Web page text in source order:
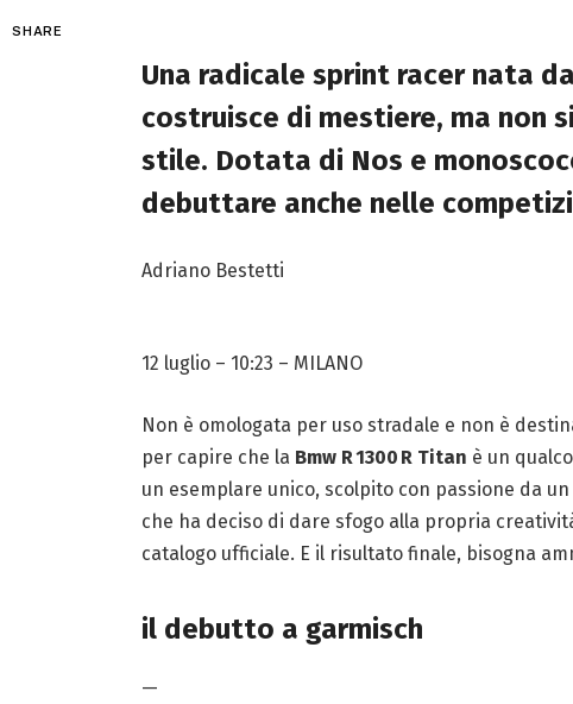
SHARE
Una radicale sprint racer nata
costruisce di mestiere, ma non
stile. Dotata di Nos e
debuttare anche nelle
Adriano Bestetti
12 luglio – 10:23 – MILANO
Non è omologata per uso stradale e non è
per capire che la Bmw R 1300 R Titan è un
un esemplare unico, scolpito con passione da
che ha deciso di dare sfogo alla propria
catalogo ufficiale. E il risultato finale, bisogna
il debutto a garmisch
—